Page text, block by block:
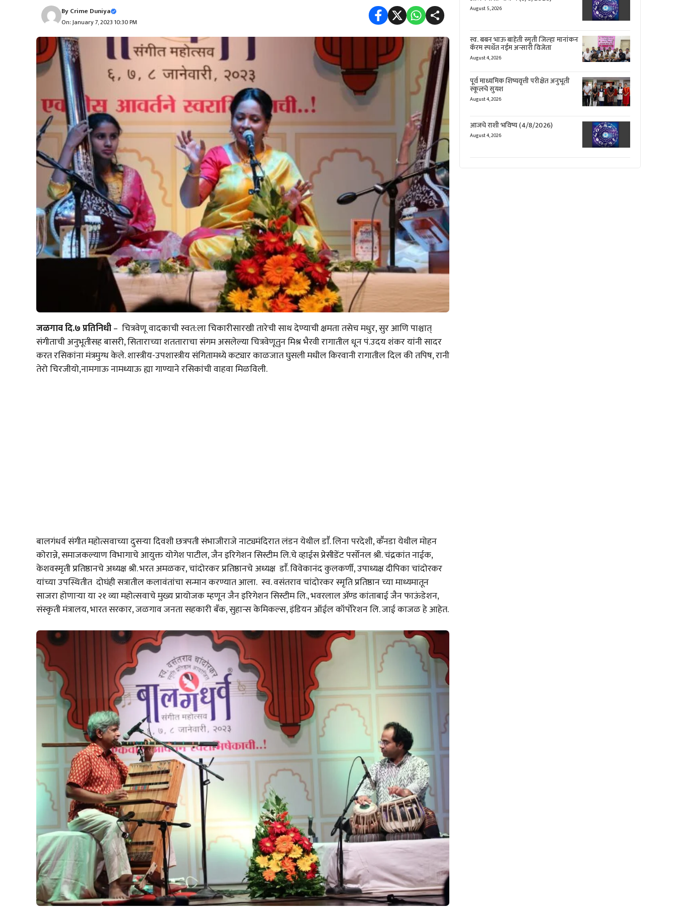
ByCrime Duniya
On: January 7, 2023 10:30 PM
जळगाव दि.७ प्रतिनिधी– चित्रवेणू वादकाची स्वत:ला चिकारीसारखी तारेची साथ देण्याची क्षमता तसेच मधुर, सुर आणि पाश्चात्
संगीताची अनुभूतीसह बासरी, सिताराच्या शतताराचा संगम असलेल्या चित्रवेणूतुन मिश्र भैरवी रागातील धून पं.उदय शंकर यांनी सादर
करत रसिकांना मंत्रमुग्ध केले. शास्त्रीय-उपशास्त्रीय संगितामध्ये कट्यार काळजात घुसली मधील किरवानी रागातील दिल की तपिष, रानी
तेरो चिरजीयो,नामगाऊ नामध्याऊ ह्या गाण्याने रसिकांची वाहवा मिळविली.
बालगंधर्व संगीत महोत्सवाच्या दुसऱ्या दिवशी छत्रपती संभाजीराजे नाट्यमंदिरात लंडन येथील डाॕ. लिना परदेशी, कॕनडा येथील मोहन
कोरान्ने, समाजकल्याण विभागाचे आयुक्त योगेश पाटील, जैन इरिगेशन सिस्टीम लि.चे व्हाईस प्रेसीडेंट पर्सोनल श्री. चंद्रकांत नाईक,
केशवस्मृती प्रतिष्ठानचे अध्यक्ष श्री. भरत अमळकर, चांदोरकर प्रतिष्ठानचे अध्यक्ष डाॕ. विवेकानंद कुलकर्णी, उपाध्यक्ष दीपिका चांदोरकर
यांच्या उपस्थितीत दोघंही सत्रातील कलावंतांचा सन्मान करण्यात आला. स्व. वसंतराव चांदोरकर स्मृति प्रतिष्ठान च्या माध्यमातून
साजरा होणाऱ्या या २१ व्या महोत्सवाचे मुख्य प्रायोजक म्हणून जैन इरिगेशन सिस्टीम लि., भवरलाल ॲण्ड कांताबाई जैन फाऊंडेशन,
संस्कृती मंत्रालय, भारत सरकार, जळगाव जनता सहकारी बँक, सुहान्स केमिकल्स, इंडियन ऑईल कॉर्पोरेशन लि. जाई काजळ हे आहेत.
August 5, 2026
स्व. बबन भाऊ बाहेती स्मृती जिल्हा मानांकन
कॅरम स्पर्धेत नईम अन्सारी विजेता
August 4, 2026
पूर्व माध्यमिक शिष्यवृत्ती परीक्षेत अनुभूती
स्कूलचे सुयश
August 4, 2026
आजचे राशी भविष्य (4/8/2026)
August 4, 2026